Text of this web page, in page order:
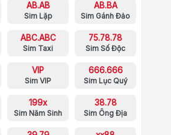
AB.AB
Sim Lặp
AB.BA
Sim Gánh Đảo
ABC.ABC
Sim Taxi
75.78.78
Sim Số Độc
VIP
Sim VIP
666.666
Sim Lục Quý
199x
Sim Năm Sinh
38.78
Sim Ông Địa